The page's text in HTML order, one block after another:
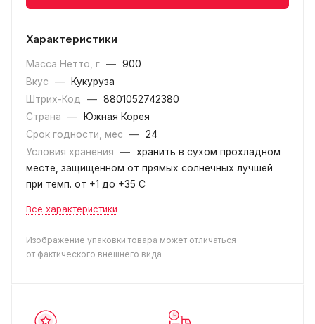
Характеристики
Масса Нетто, г — 900
Вкус
—
Кукуруза
Штрих-Код
— 8801052742380
Страна
—
Южная Корея
Срок годности, мес
— 24
Условия хранения
— хранить в сухом прохладном
месте, защищенном от прямых солнечных лучшей
при темп. от +1 до +35 С
Все характеристики
Изображение упаковки товара может отличаться
от фактического внешнего вида